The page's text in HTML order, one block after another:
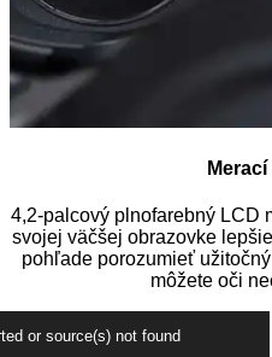
4,2-palcový plnofarebný LCD
svojej väčšej obrazovke
pohľade porozumieť
môžete oči
prehrávač
or source(s) not found